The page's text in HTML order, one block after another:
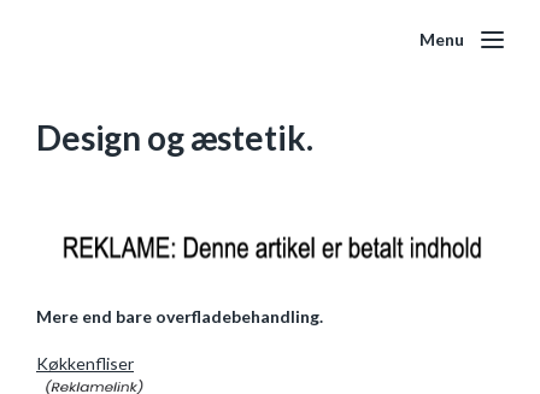
Menu
Design og æstetik.
Mere end bare overfladebehandling.
Køkkenfliser